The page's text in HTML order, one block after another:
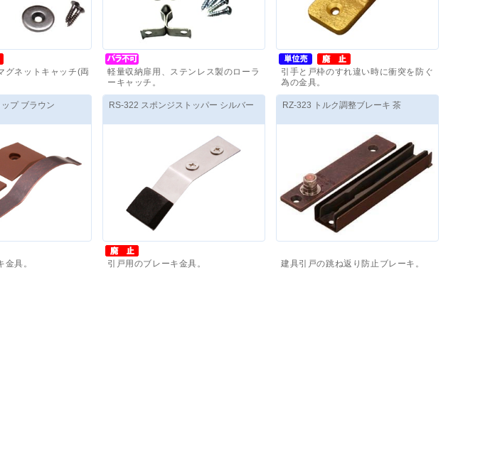
グネットキャッチ(両
円～
軽量収納扉用、ステンレス製のローラ
ーキャッチ。
価格(税抜)： 420円～
引手と戸枠のすれ違い時に衝突を防ぐ
為の金具。
価格(税抜) ：360円～
プ ブラウン
金具。
RS-322 スポンジストッパー シルバー
引戸用のブレーキ金具。
RZ-323 トルク調整ブレーキ 茶
建具引戸の跳ね返り防止ブレーキ。